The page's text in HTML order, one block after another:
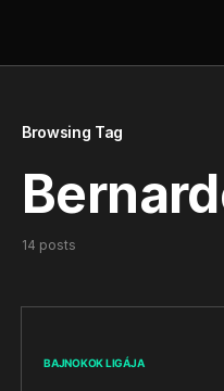
Browsing Tag
14 posts
BAJNOKOK LIGÁJA